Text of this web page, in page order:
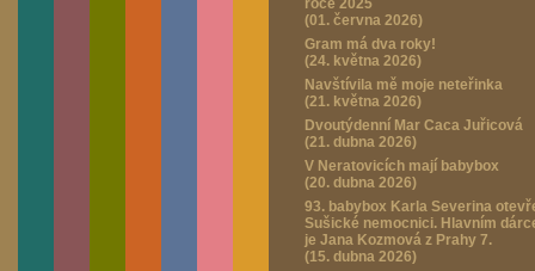
roce 2025
(01. června 2026)
Gram má dva roky!
(24. května 2026)
Navštívila mě moje neteřinka
(21. května 2026)
Dvoutýdenní Mar Caca Juřicová
(21. dubna 2026)
V Neratovicích mají babybox
(20. dubna 2026)
93. babybox Karla Severina
Sušické nemocnici. Hlavním
je Jana Kozmová z Prahy 7.
(15. dubna 2026)